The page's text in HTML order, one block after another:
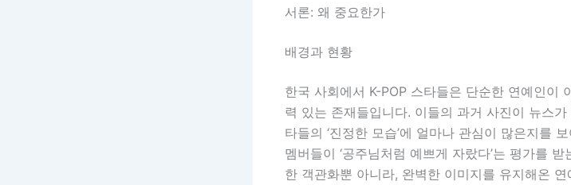
서론: 왜 중요한가
배경과 현황
한국 사회에서 K-POP 스타들은 단순한 연예인이
력 있는 존재들입니다. 이들의 과거 사진이 뉴스
타들의 ‘진정한 모습’에 얼마나 관심이 많은지를
멤버들이 ‘공주님처럼 예쁘게 자랐다’는 평가를
한 객관화뿐 아니라, 완벽한 이미지를 유지해온